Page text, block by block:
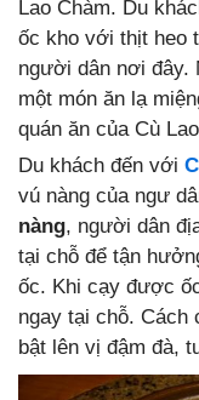
Lao Chàm. Du
ốc kho với thịt heo
người dân nơi đây.
một món ăn lạ
quán ăn của Cù
Du khách đến với
vú nàng của ngư
nàng, người dân
tại chỗ để tận
ốc. Khi cạy được
ngay tại chỗ. Cách
bật lên vị đậm đà,